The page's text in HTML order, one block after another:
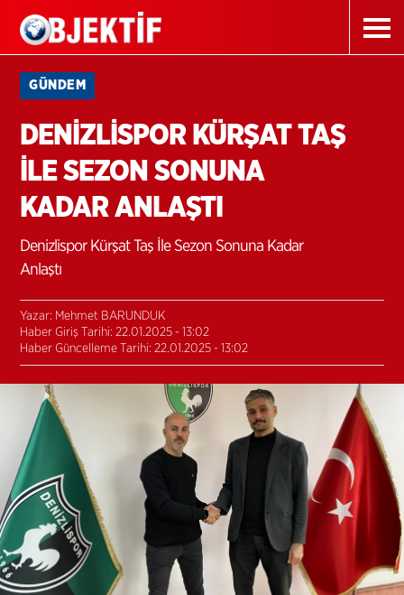
GÜNDEM
DENİZLİSPOR KÜRŞAT TAŞ
İLE SEZON SONUNA
KADAR ANLAŞTI
Denizlispor Kürşat Taş İle Sezon Sonuna Kadar
Anlaştı
Yazar: Mehmet BARUNDUK
Haber Giriş Tarihi: 22.01.2025 - 13:02
Haber Güncelleme Tarihi: 22.01.2025 - 13:02